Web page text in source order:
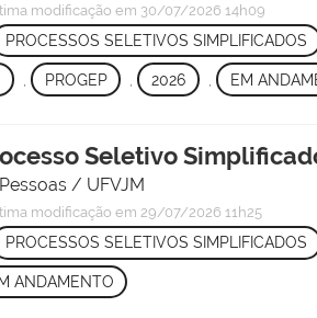
modificação em 30/07/2026 14h09
PROCESSOS SELETIVOS SIMPLIFICADOS
PROGEP , 2026 , EM
Seletivo
/ UFVJM
modificação em 29/07/2026 11h25
PROCESSOS SELETIVOS SIMPLIFICADOS
ANDAMENTO